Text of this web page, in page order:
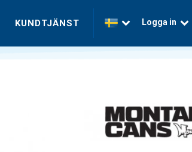
KUNDTJÄNST Logga in